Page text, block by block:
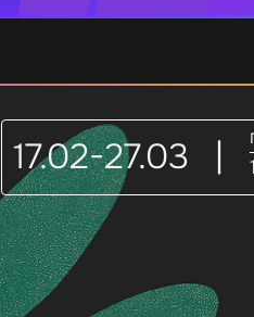
17.02-27.03